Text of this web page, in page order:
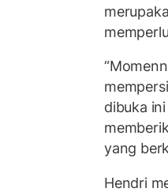
dibuka
yang
Hendri